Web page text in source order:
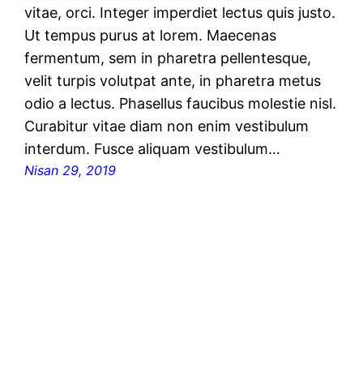
vitae, orci. Integer imperdiet lectus quis justo.
Ut tempus purus at lorem. Maecenas
fermentum, sem in pharetra pellentesque,
velit turpis volutpat ante, in pharetra metus
odio a lectus. Phasellus faucibus molestie nisl.
Curabitur vitae diam non enim vestibulum
interdum. Fusce aliquam vestibulum…
Nisan 29, 2019